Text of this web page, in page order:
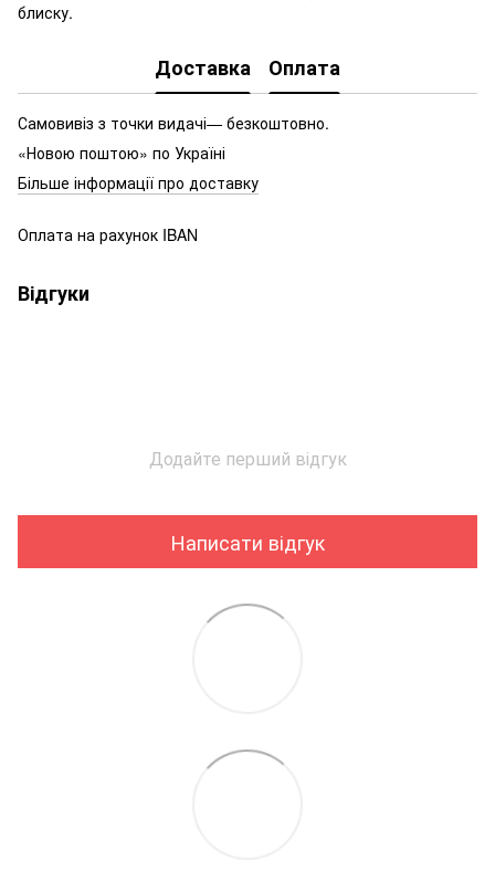
блиску.
Доставка Оплата
Самовивіз з точки видачі— безкоштовно.
«Новою поштою» по Україні
Більше інформації про доставку
Оплата на рахунок IBAN
Відгуки
Додайте перший відгук
Написати відгук